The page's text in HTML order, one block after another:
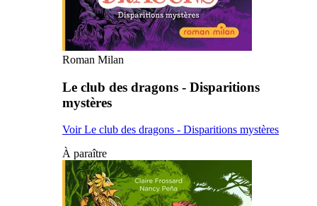
Roman Milan
Le club des dragons - Disparitions
mystères
Voir Le club des dragons - Disparitions mystères
À paraître